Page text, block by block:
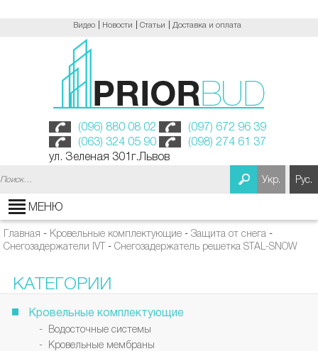
Видео Новости Статьи Доставка и оплата
(096) 880 08 02
(097) 672 96 39
(063) 324 05 90
(098) 274 61 37
ул. Зеленая 301г.Львов
Укр. Рус.
МЕНЮ
Главная - Кровельные комплектующие - Защита от снега -
Снегозадержатели IVT - Снегозадержатель решетка STAL-SNOW
КАТЕГОРИИ
Кровельные комплектующие
- Водосточные системы
- Кровельные мембраны